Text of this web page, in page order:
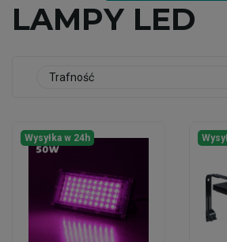
LAMPY LED
Trafność
Wysyłka w 24h